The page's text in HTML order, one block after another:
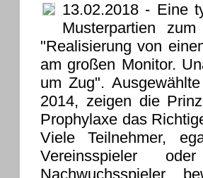
13.02.2018 - Eine
Musterpartien
"Realisierung von
am großen Monitor.
um Zug".
2014, zeigen die
Prophylaxe das
Viele Teilnehmer,
Vereinsspieler
Nachwuchsspieler,